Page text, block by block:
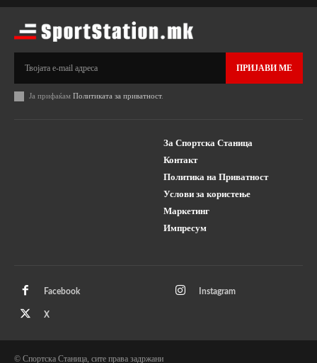
ПРИЈАВИ МЕ
Ја прифаќам Политиката за приватност.
За Спортска Станица
Контакт
Политика на Приватност
Услови за користење
Маркетинг
Импресум
Facebook Instagram
X
© Спортска Станица, сите права задржани